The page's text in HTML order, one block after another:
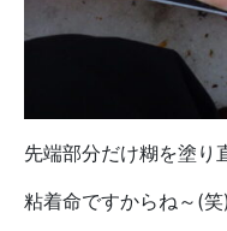
先端部分だけ糊を塗り
粘着命ですからね～(笑)